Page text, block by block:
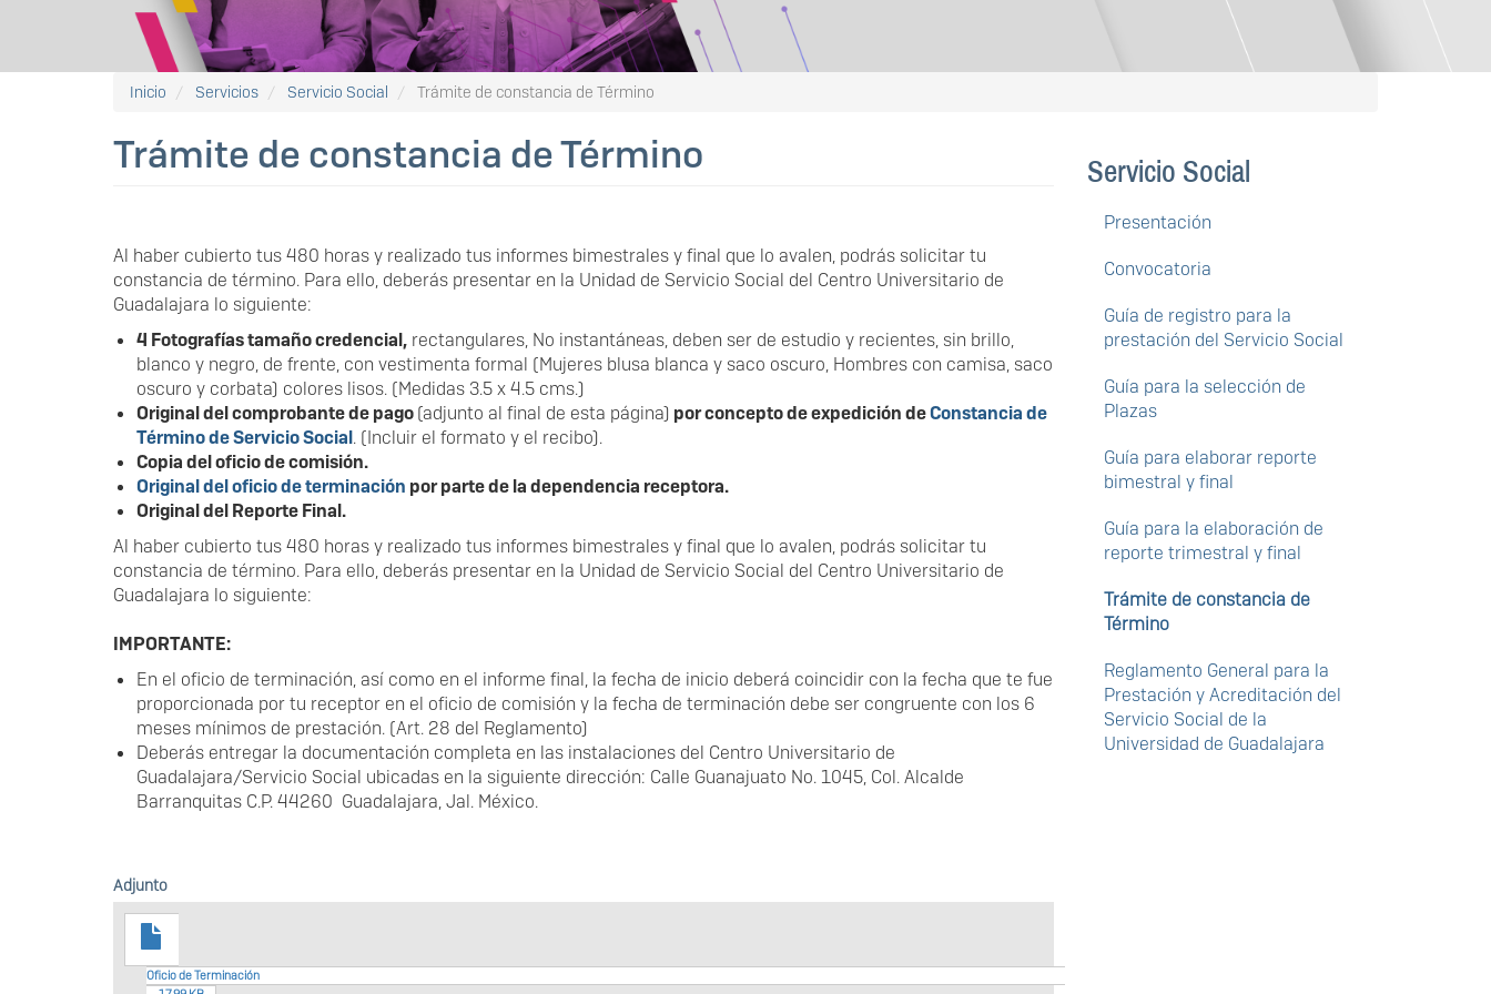
Inicio Servicios Servicio Social Trámite de constancia de Término
Trámite de constancia de Término
Al haber cubierto tus 480 horas y realizado tus informes bimestrales y final que lo avalen, podrás solicitar tu
constancia de término. Para ello, deberás presentar en la Unidad de Servicio Social del Centro Universitario de
Guadalajara lo siguiente:
4 Fotografías tamaño credencial, rectangulares, No instantáneas, deben ser de estudio y recientes, sin brillo,
blanco y negro, de frente, con vestimenta formal (Mujeres blusa blanca y saco oscuro, Hombres con camisa, saco
oscuro y corbata) colores lisos. (Medidas 3.5 x 4.5 cms.)
Original del comprobante de pago(adjunto al final de esta página) por concepto de expedición deConstancia de
Término de Servicio Social. (Incluir el formato y el recibo).
Copia del oficio de comisión.
Original del oficio de terminación por parte de la dependencia receptora.
Original del Reporte Final.
Al haber cubierto tus 480 horas y realizado tus informes bimestrales y final que lo avalen, podrás solicitar tu
constancia de término. Para ello, deberás presentar en la Unidad de Servicio Social del Centro Universitario de
Guadalajara lo siguiente:
IMPORTANTE:
En el oficio de terminación, así como en el informe final, la fecha de inicio deberá coincidir con la fecha que te fue
proporcionada por tu receptor en el oficio de comisión y la fecha de terminación debe ser congruente con los 6
meses mínimos de prestación. (Art. 28 del Reglamento)
Deberás entregar la documentación completa en las instalaciones del Centro Universitario de
Guadalajara/Servicio Social ubicadas en la siguiente dirección: Calle Guanajuato No. 1045, Col. Alcalde
Barranquitas C.P. 44260 Guadalajara, Jal. México.
Adjunto
Oficio de Terminación
Servicio Social
Presentación
Convocatoria
Guía de registro para la
prestación del Servicio Social
Guía para la selección de
Plazas
Guía para elaborar reporte
bimestral y final
Guía para la elaboración de
reporte trimestral y final
Trámite de constancia de
Término
Reglamento General para la
Prestación y Acreditación del
Servicio Social de la
Universidad de Guadalajara